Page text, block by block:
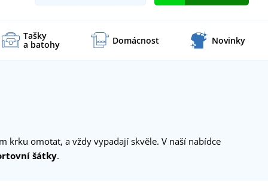
Tašky
a batohy Domácnost Novinky
krku omotat, a vždy vypadají skvěle. V naší nabídce
šátky.